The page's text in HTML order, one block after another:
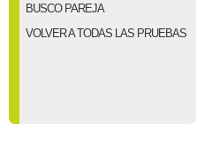
BUSCO PAREJA
VOLVER A TODAS LAS PRUEBAS